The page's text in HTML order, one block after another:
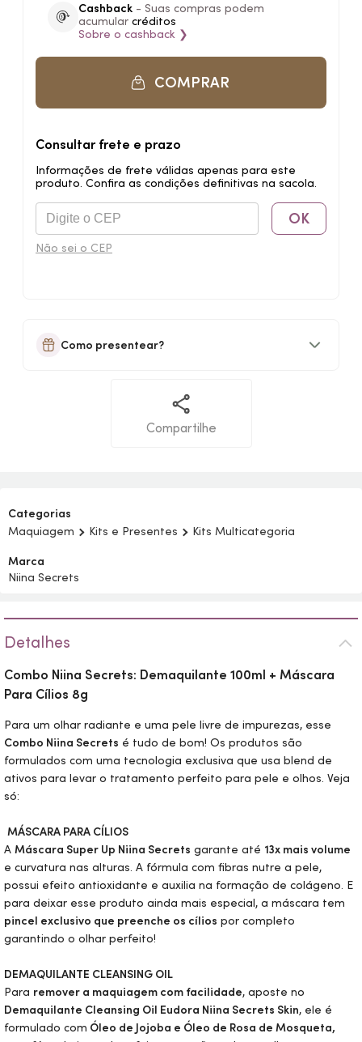
Cashback - Suas compras podem
acumular créditos
Sobre o cashback ❯
COMPRAR
Consultar frete e prazo
Informações de frete válidas apenas para este
produto. Confira as condições definitivas na sacola.
OK
Não sei o CEP
Como presentear?
Compartilhe
Categorias
Maquiagem
Kits e Presentes Kits Multicategoria
Marca
Niina Secrets
Detalhes
Combo Niina Secrets: Demaquilante 100ml + Máscara
Para Cílios 8g
Para um olhar radiante e uma pele livre de impurezas, esse
Combo Niina Secrets é tudo de bom! Os produtos são
formulados com uma tecnologia exclusiva que usa blend de
ativos para levar o tratamento perfeito para pele e olhos. Veja
só:
MÁSCARA PARA CÍLIOS
A Máscara Super Up Niina Secrets garante até 13x mais volume
e curvatura nas alturas. A fórmula com fibras nutre a pele,
possui efeito antioxidante e auxilia na formação de colágeno. E
para deixar esse produto ainda mais especial, a máscara tem
pincel exclusivo que preenche os cílios por completo
garantindo o olhar perfeito!
DEMAQUILANTE CLEANSING OIL
Para remover a maquiagem com facilidade, aposte no
Demaquilante Cleansing Oil Eudora Niina Secrets Skin, ele é
formulado com Óleo de Jojoba e Óleo de Rosa de Mosqueta,